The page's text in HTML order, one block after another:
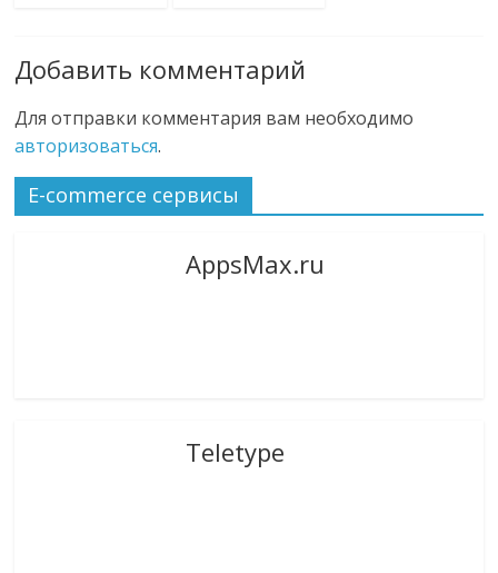
Добавить комментарий
Для отправки комментария вам необходимо
авторизоваться.
E-commerce сервисы
AppsMax.ru
Teletype